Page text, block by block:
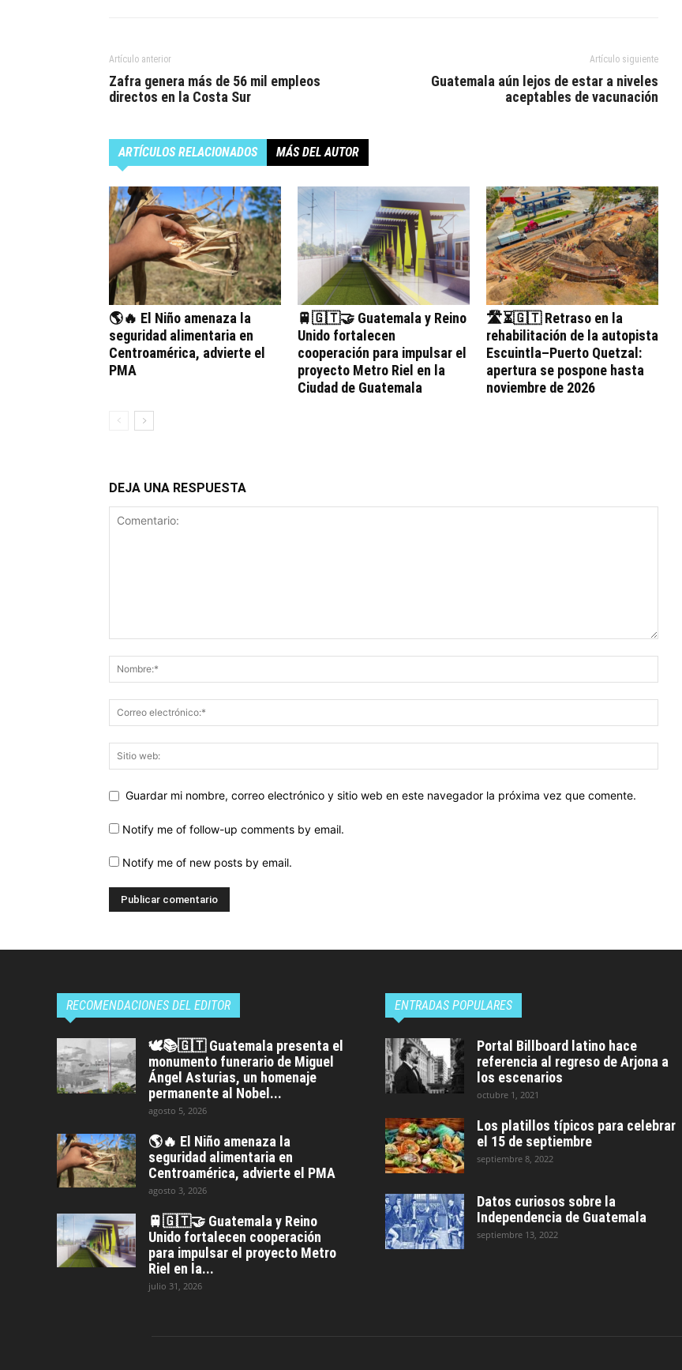
Artículo anterior
Zafra genera más de 56 mil empleos
directos en la Costa Sur
Artículo siguiente
Guatemala aún lejos de estar a niveles
aceptables de vacunación
ARTÍCULOS RELACIONADOS MÁS DEL AUTOR
🌎🔥 El Niño amenaza la
seguridad alimentaria en
Centroamérica, advierte el
PMA
🚆🇬🇹🤝 Guatemala y Reino
Unido fortalecen
cooperación para impulsar el
proyecto Metro Riel en la
Ciudad de Guatemala
🛣️⏳🇬🇹 Retraso en la
rehabilitación de la autopista
Escuintla–Puerto Quetzal:
apertura se pospone hasta
noviembre de 2026
DEJA UNA RESPUESTA
Guardar mi nombre, correo electrónico y sitio web en este navegador la próxima vez que comente.
Notify me of follow-up comments by email.
Notify me of new posts by email.
RECOMENDACIONES DEL EDITOR
🕊️📚🇬🇹 Guatemala presenta el
monumento funerario de Miguel
Ángel Asturias, un homenaje
permanente al Nobel...
agosto 5, 2026
🌎🔥 El Niño amenaza la
seguridad alimentaria en
Centroamérica, advierte el PMA
agosto 3, 2026
🚆🇬🇹🤝 Guatemala y Reino
Unido fortalecen cooperación
para impulsar el proyecto Metro
Riel en la...
julio 31, 2026
ENTRADAS POPULARES
Portal Billboard latino hace
referencia al regreso de Arjona a
los escenarios
octubre 1, 2021
Los platillos típicos para celebrar
el 15 de septiembre
septiembre 8, 2022
Datos curiosos sobre la
Independencia de Guatemala
septiembre 13, 2022